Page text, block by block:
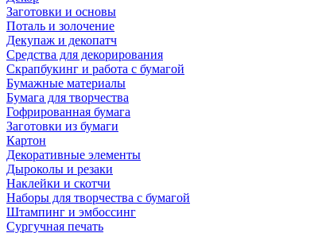
Заготовки и основы
Поталь и золочение
Декупаж и декопатч
Средства для декорирования
Скрапбукинг и работа с бумагой
Бумажные материалы
Бумага для творчества
Гофрированная бумага
Заготовки из бумаги
Картон
Декоративные элементы
Дыроколы и резаки
Наклейки и скотчи
Наборы для творчества с бумагой
Штампинг и эмбоссинг
Сургучная печать